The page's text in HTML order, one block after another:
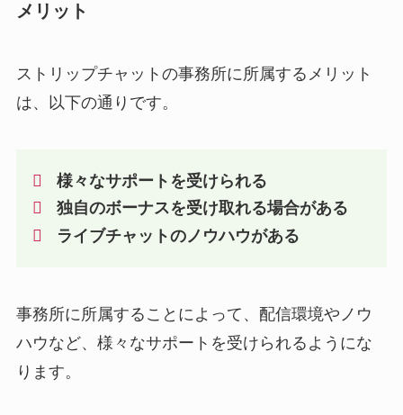
メリット
ストリップチャットの事務所に所属するメリット
は、以下の通りです。
様々なサポートを受けられる
独自のボーナスを受け取れる場合がある
ライブチャットのノウハウがある
事務所に所属することによって、配信環境やノウ
ハウなど、様々なサポートを受けられるようにな
ります。